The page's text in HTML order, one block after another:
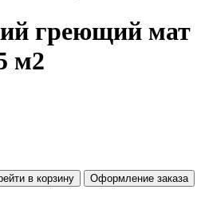
греющий мат
м2
в корзину Оформление заказа